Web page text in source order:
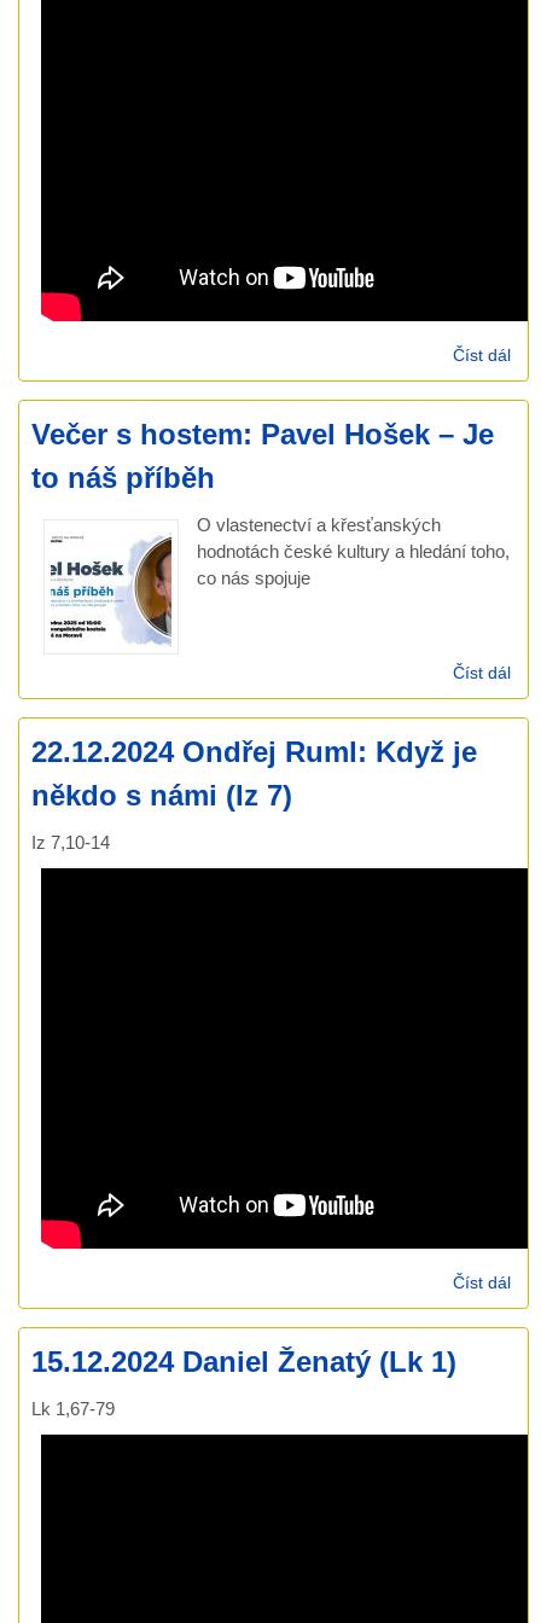
Číst dál
Večer s hostem: Pavel Hošek – Je
to náš příběh
O vlastenectví a křesťanských
hodnotách české kultury a hledání toho,
co nás spojuje
Číst dál
22.12.2024 Ondřej Ruml: Když je
někdo s námi (Iz 7)
Iz 7,10-14
Číst dál
15.12.2024 Daniel Ženatý (Lk 1)
Lk 1,67-79